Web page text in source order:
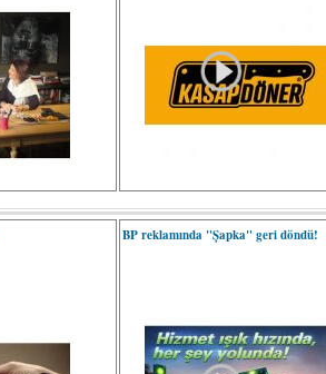
BP reklamında "Şapka" geri döndü!